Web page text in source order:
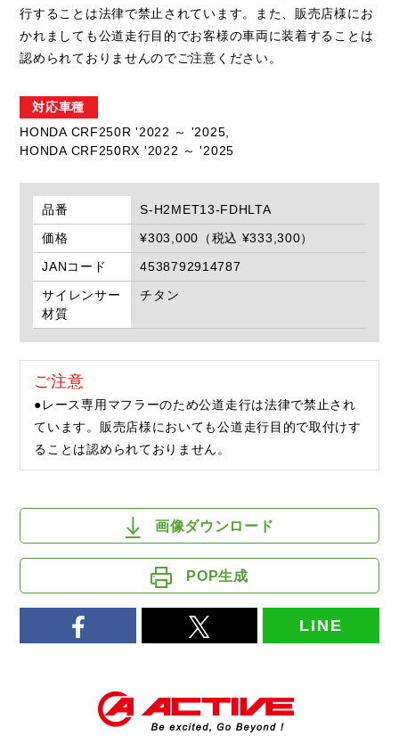
行することは法律で禁止されています。また、販売店様にお
かれましても公道走行目的でお客様の車両に装着することは
認められておりませんのでご注意ください。
対応車種
HONDA CRF250R '2022 ～ '2025,
HONDA CRF250RX '2022 ～ '2025
品番
S-H2MET13-FDHLTA
価格
¥303,000（税込 ¥333,300）
JANコード
4538792914787
サイレンサー
材質
チタン
ご注意
●レース専用マフラーのため公道走行は法律で禁止され
ています。販売店様においても公道走行目的で取付けす
ることは認められておりません。
画像ダウンロード
POP生成
LINE